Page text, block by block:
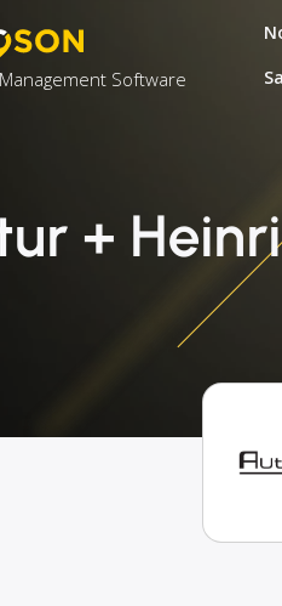
Software
+